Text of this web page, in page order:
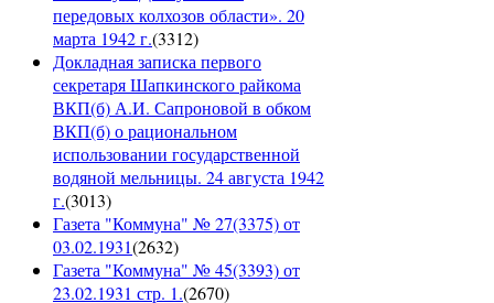
передовых колхозов области». 20
марта 1942 г.(3312)
Докладная записка первого
секретаря Шапкинского райкома
ВКП(б) А.И. Сапроновой в обком
ВКП(б) о рациональном
использовании государственной
водяной мельницы. 24 августа 1942
г.(3013)
Газета "Коммуна" № 27(3375) от
03.02.1931(2632)
Газета "Коммуна" № 45(3393) от
23.02.1931 стр. 1.(2670)